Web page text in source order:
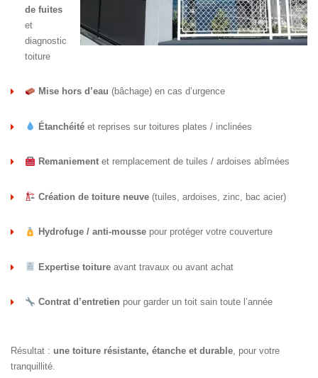
de fuites
et
diagnostic
toiture
Mise hors d’eau (bâchage) en cas d’urgence
Étanchéitéet reprises sur toitures plates / inclinées
Remaniementet remplacement de tuiles / ardoises abîmées
Création de toiture neuve(tuiles, ardoises, zinc, bac acier)
Hydrofuge / anti-moussepour protéger votre couverture
Expertise toitureavant travaux ou avant achat
Contrat d’entretien pour garder un toit sain toute l’année
Résultat : une toiture résistante, étanche et durable, pour votre
tranquillité.